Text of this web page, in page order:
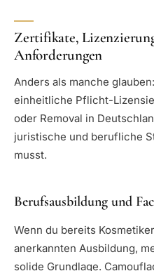
Zertifikate,
Anforderungen
Anders als manche
einheitliche Pflicht-
oder Removal in
juristische und berufliche
musst.
Berufsausbildung und
Wenn du bereits
anerkannten Ausbildung,
solide Grundlage.